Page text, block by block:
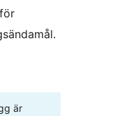
är